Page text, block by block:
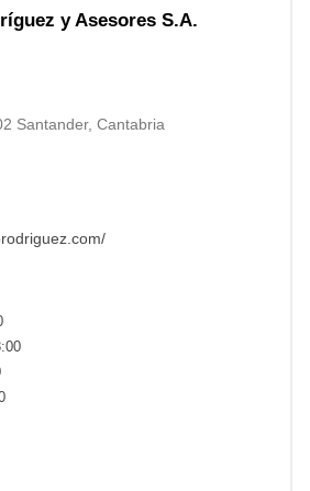
y Asesores S.A.
Santander, Cantabria